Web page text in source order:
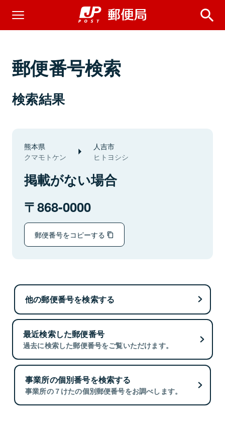
郵便番号検索
検索結果
熊本県
クマモトケン
人吉市
ヒトヨシシ
掲載がない場合
868-0000
郵便番号をコピーする
他の郵便番号を検索する
最近検索した郵便番号
過去に検索した郵便番号をご覧いただけます。
事業所の個別番号を検索する
事業所の７けたの個別郵便番号をお調べします。